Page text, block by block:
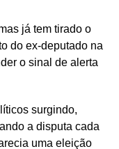
já tem tirado o
do ex-deputado na
o sinal de alerta
surgindo,
a disputa cada
uma eleição